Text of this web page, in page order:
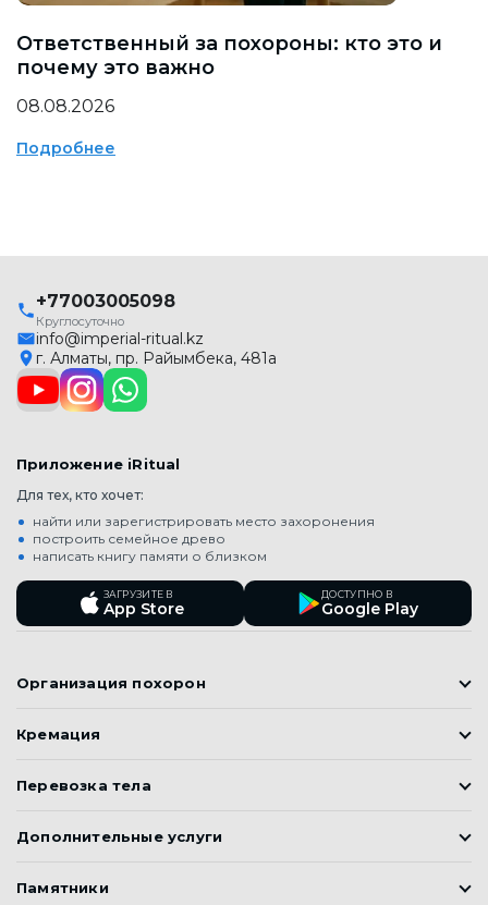
Ответственный за похороны: кто это и
почему это важно
08.08.2026
Подробнее
+77003005098
Круглосуточно
info@imperial-ritual.kz
г. Алматы, пр. Райымбека, 481а
Приложение iRitual
Для тех, кто хочет:
найти или зарегистрировать место захоронения
построить семейное древо
написать книгу памяти о близком
ЗАГРУЗИТЕ В
App Store
ДОСТУПНО В
Google Play
Организация похорон
Корейские похороны
Элитные похороны
Кремация
Перевозка тела
Дополнительные услуги
Памятники